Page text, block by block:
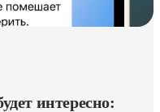
интересно: